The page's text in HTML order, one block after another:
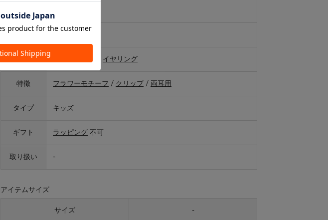
カテゴリ イヤリング
特徴 フラワーモチーフ / クリップ / 両耳用
タイプ キッズ
ギフト ラッピング 不可
取り扱い -
アイテムサイズ
サイズ -